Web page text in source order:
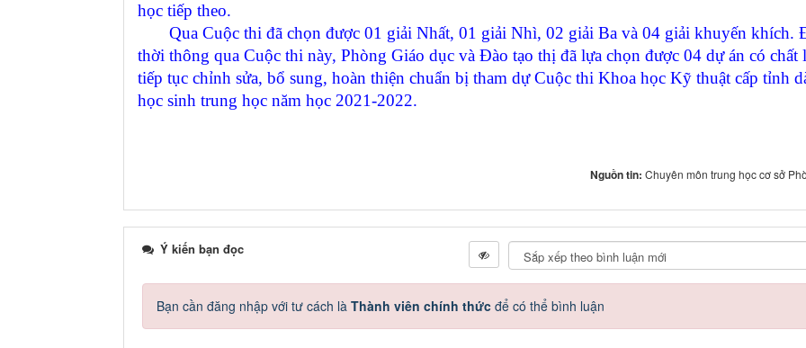
học tiếp theo.
Qua Cuộc thi đã chọn được 01 giải Nhất, 01 giải Nhì, 02 giải Ba và 04 giải khuyến khích.
thời thông qua Cuộc thi này, Phòng Giáo dục và Đào tạo thị đã lựa chọn được 04 dự án có chất
tiếp tục chỉnh sửa, bổ sung, hoàn thiện chuẩn bị tham dự Cuộc thi Khoa học Kỹ thuật cấp tỉnh
học sinh trung học năm học 2021-2022.
Nguồn tin: Chuyên môn trung học cơ sở
Ý kiến bạn đọc
Bạn cần đăng nhập với tư cách là Thành viên chính thức để có thể bình luận